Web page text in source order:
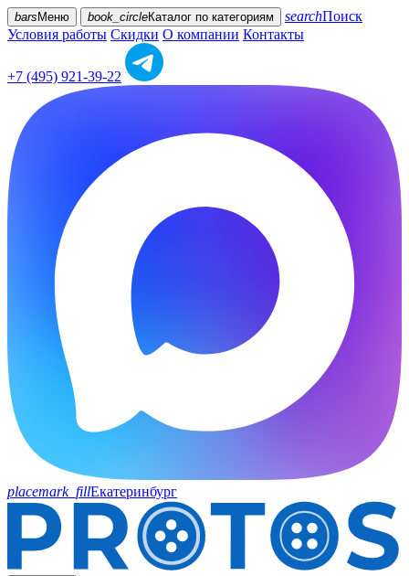
bars Меню book_circleКаталог по категориям searchПоиск
Условия работы Скидки О компании Контакты
+7 (495) 921-39-22
placemark_fillЕкатеринбург